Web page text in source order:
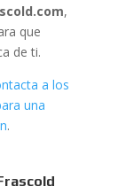
,
que
de ti.
a los
una
.